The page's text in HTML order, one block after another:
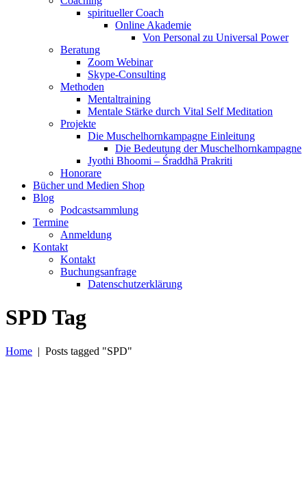
spiritueller Coach
Online Akademie
Von Personal zu Universal Power
Beratung
Zoom Webinar
Skype-Consulting
Methoden
Mentaltraining
Mentale Stärke durch Vital Self Meditation
Projekte
Die Muschelhornkampagne Einleitung
Die Bedeutung der Muschelhornkampagne
Jyothi Bhoomi – Śraddhā Prakriti
Honorare
Bücher und Medien Shop
Blog
Podcastsammlung
Termine
Anmeldung
Kontakt
Kontakt
Buchungsanfrage
Datenschutzerklärung
SPD Tag
Home | Posts tagged "SPD"